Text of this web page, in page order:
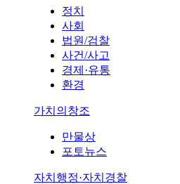
정치
사회
법원/검찰
사건/사고
경제·유통
환경
가치의창조
만물상
포토뉴스
자치행정·자치경찰